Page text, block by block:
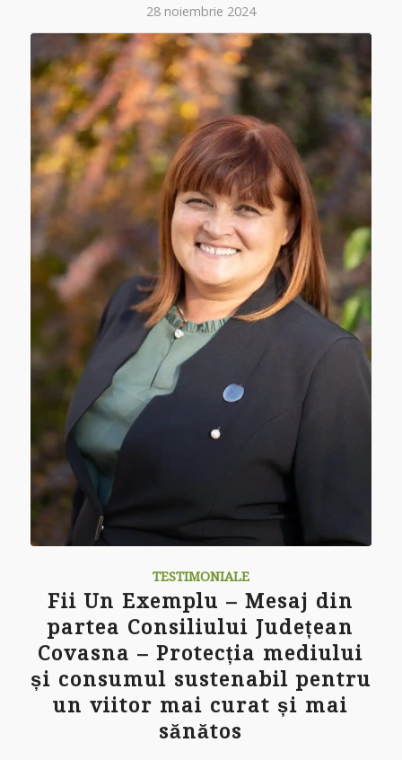
28 noiembrie 2024
TESTIMONIALE
Fii Un Exemplu – Mesaj din
partea Consiliului Județean
Covasna – Protecția mediului
și consumul sustenabil pentru
un viitor mai curat și mai
sănătos